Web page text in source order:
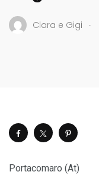
Clara e Gigi .
Portacomaro (At)